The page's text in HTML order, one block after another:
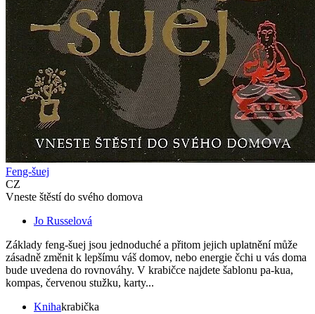
Feng-šuej
CZ
Vneste štěstí do svého domova
Jo Russelová
Základy feng-šuej jsou jednoduché a přitom jejich uplatnění může
zásadně změnit k lepšímu váš domov, nebo energie čchi u vás doma
bude uvedena do rovnováhy. V krabičce najdete šablonu pa-kua,
kompas, červenou stužku, karty...
Knihakrabička